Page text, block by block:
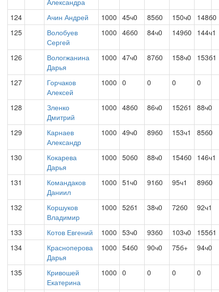
Александра
124
Ачин Андрей 1000 45ч0 85б0 150ч0
148б0
125
Волобуев
Сергей
1000 46б0 84ч0 149б0 144ч1
126
Вологжанина
Дарья
1000 47ч0 87б0 158ч0 153б1
127
Горчаков
Алексей
1000 0 0 0 0
128
Зленко
Дмитрий
1000 48б0 86ч0 152б1 88ч0
129
Карнаев
Александр
1000 49ч0 89б0 153ч1 85б0
130
Кокарева
Дарья
1000 50б0 88ч0 154б0 146ч1
131
Командаков
Даниил
1000 51ч0 91б0 95ч1 89б0
132
Коршуков
Владимир
1000 52б1 38ч0 72б0 92ч1
133 Котов Евгений 1000 53ч0 93б0 103ч0
155б1
134
Красноперова
Дарья
1000 54б0 90ч0 75б+ 94ч0
135
Кривошей
Екатерина
1000 0 0 0 0